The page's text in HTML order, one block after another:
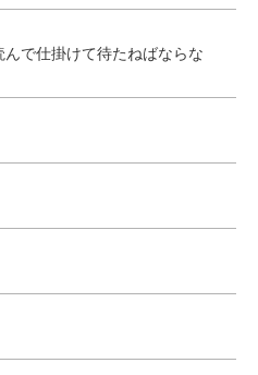
んで仕掛けて待たねばならな